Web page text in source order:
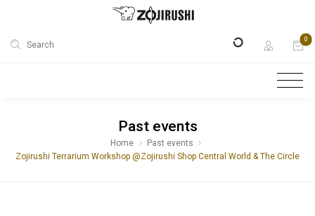
Search
0
Past events
Home
Past events
Zojirushi Terrarium Workshop @Zojirushi Shop Central World & The Circle